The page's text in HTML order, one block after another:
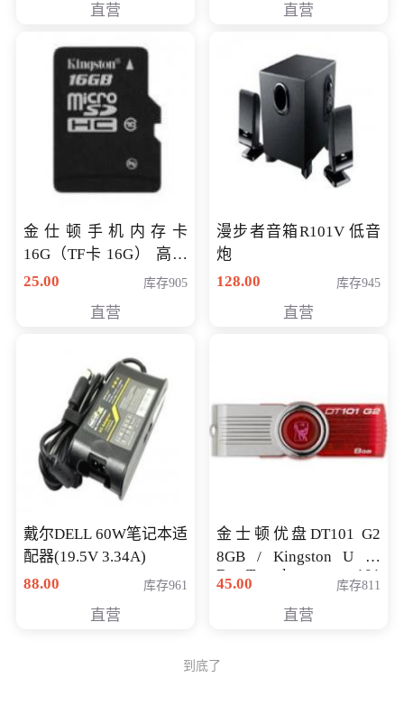
直营 直营
金仕顿手机内存卡
16G（TF卡 16G） 高速
卡 CLASS 10
25.00 库存905
直营
漫步者音箱R101V 低音
炮
128.00
库存945
直营
戴尔DELL 60W笔记本适
配器(19.5V 3.34A)
88.00
库存961
直营
金士顿优盘DT101 G2
8GB / Kingston U 盘
DataTraveler 101
Generati
45.00 库存811
直营
到底了